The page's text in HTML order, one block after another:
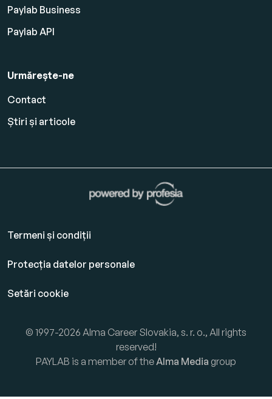
Paylab Business
Paylab API
Urmărește-ne
Contact
Știri și articole
Termeni și condiții
Protecția datelor personale
Setări cookie
© 1997-2026 Alma Career Slovakia, s. r. o., All rights
reserved!
PAYLAB is a member of theAlma Media group